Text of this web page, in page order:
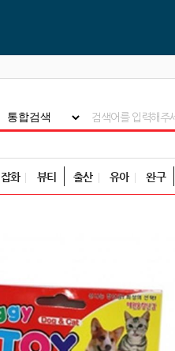
잡화 뷰티 출산 유아 완구